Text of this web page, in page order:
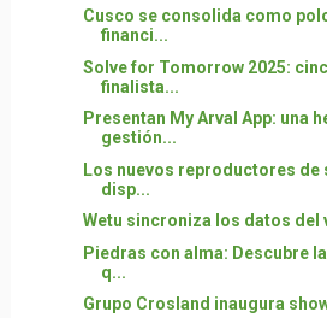
Cusco se consolida como
financi...
Solve for Tomorrow 2025:
finalista...
Presentan My Arval App: una
gestión...
Los nuevos reproductores de
disp...
Wetu sincroniza los datos del
Piedras con alma: Descubre
q...
Grupo Crosland inaugura